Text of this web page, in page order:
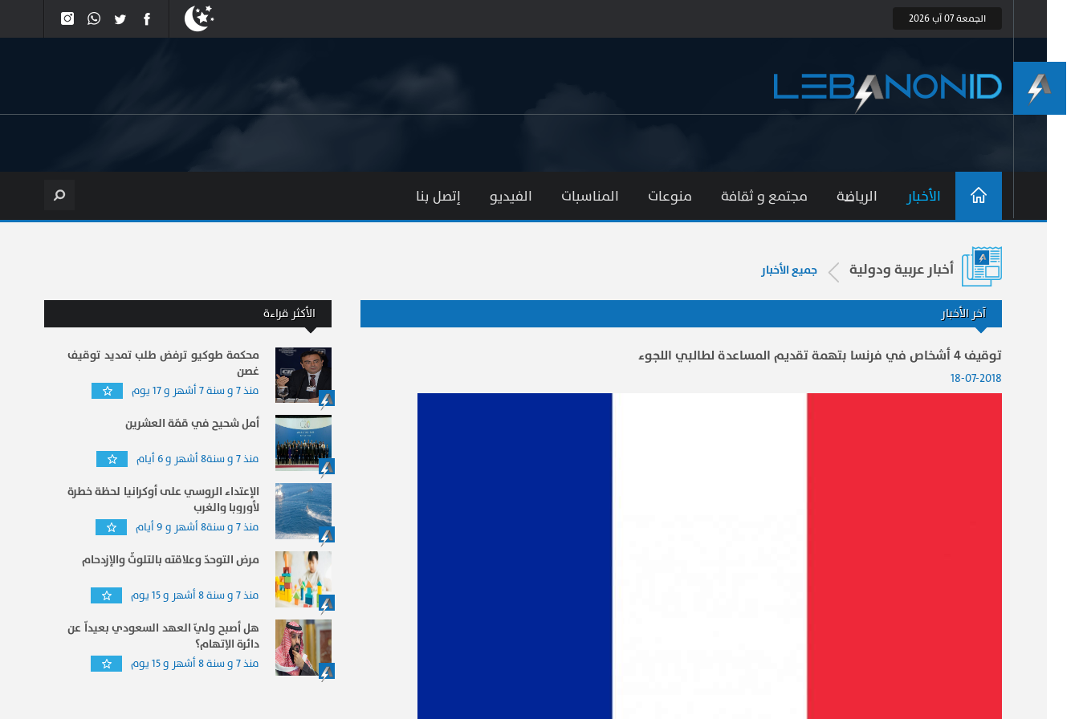
الجمعة 07 آب 2026
الأخبار الرياضة مجتمع و ثقافة منوعات المناسبات الفيديو إتصل بنا
أخبار عربية ودولية جميع الأخبار
آخر الأخبار
توقيف 4 أشخاص في فرنسا بتهمة تقديم المساعدة لطالبي اللجوء
18-07-2018
الأكثر قراءة
محكمة طوكيو ترفض طلب تمديد توقيف
غصن
منذ 7 و سنة 7 أشهر و 17 يوم
أمل شحيح في قمّة العشرين
منذ 7 و سنة8 أشهر و 6 أيام
الإعتداء الروسي على أوكرانيا لحظة خطرة
لأوروبا والغرب
منذ 7 و سنة8 أشهر و 9 أيام
مرض التوحدّ وعلاقته بالتلوثّ والإزدحام
منذ 7 و سنة 8 أشهر و 15 يوم
هل أصبح وليّ العهد السعودي بعيداّ عن
دائرة الإتهام؟
منذ 7 و سنة 8 أشهر و 15 يوم